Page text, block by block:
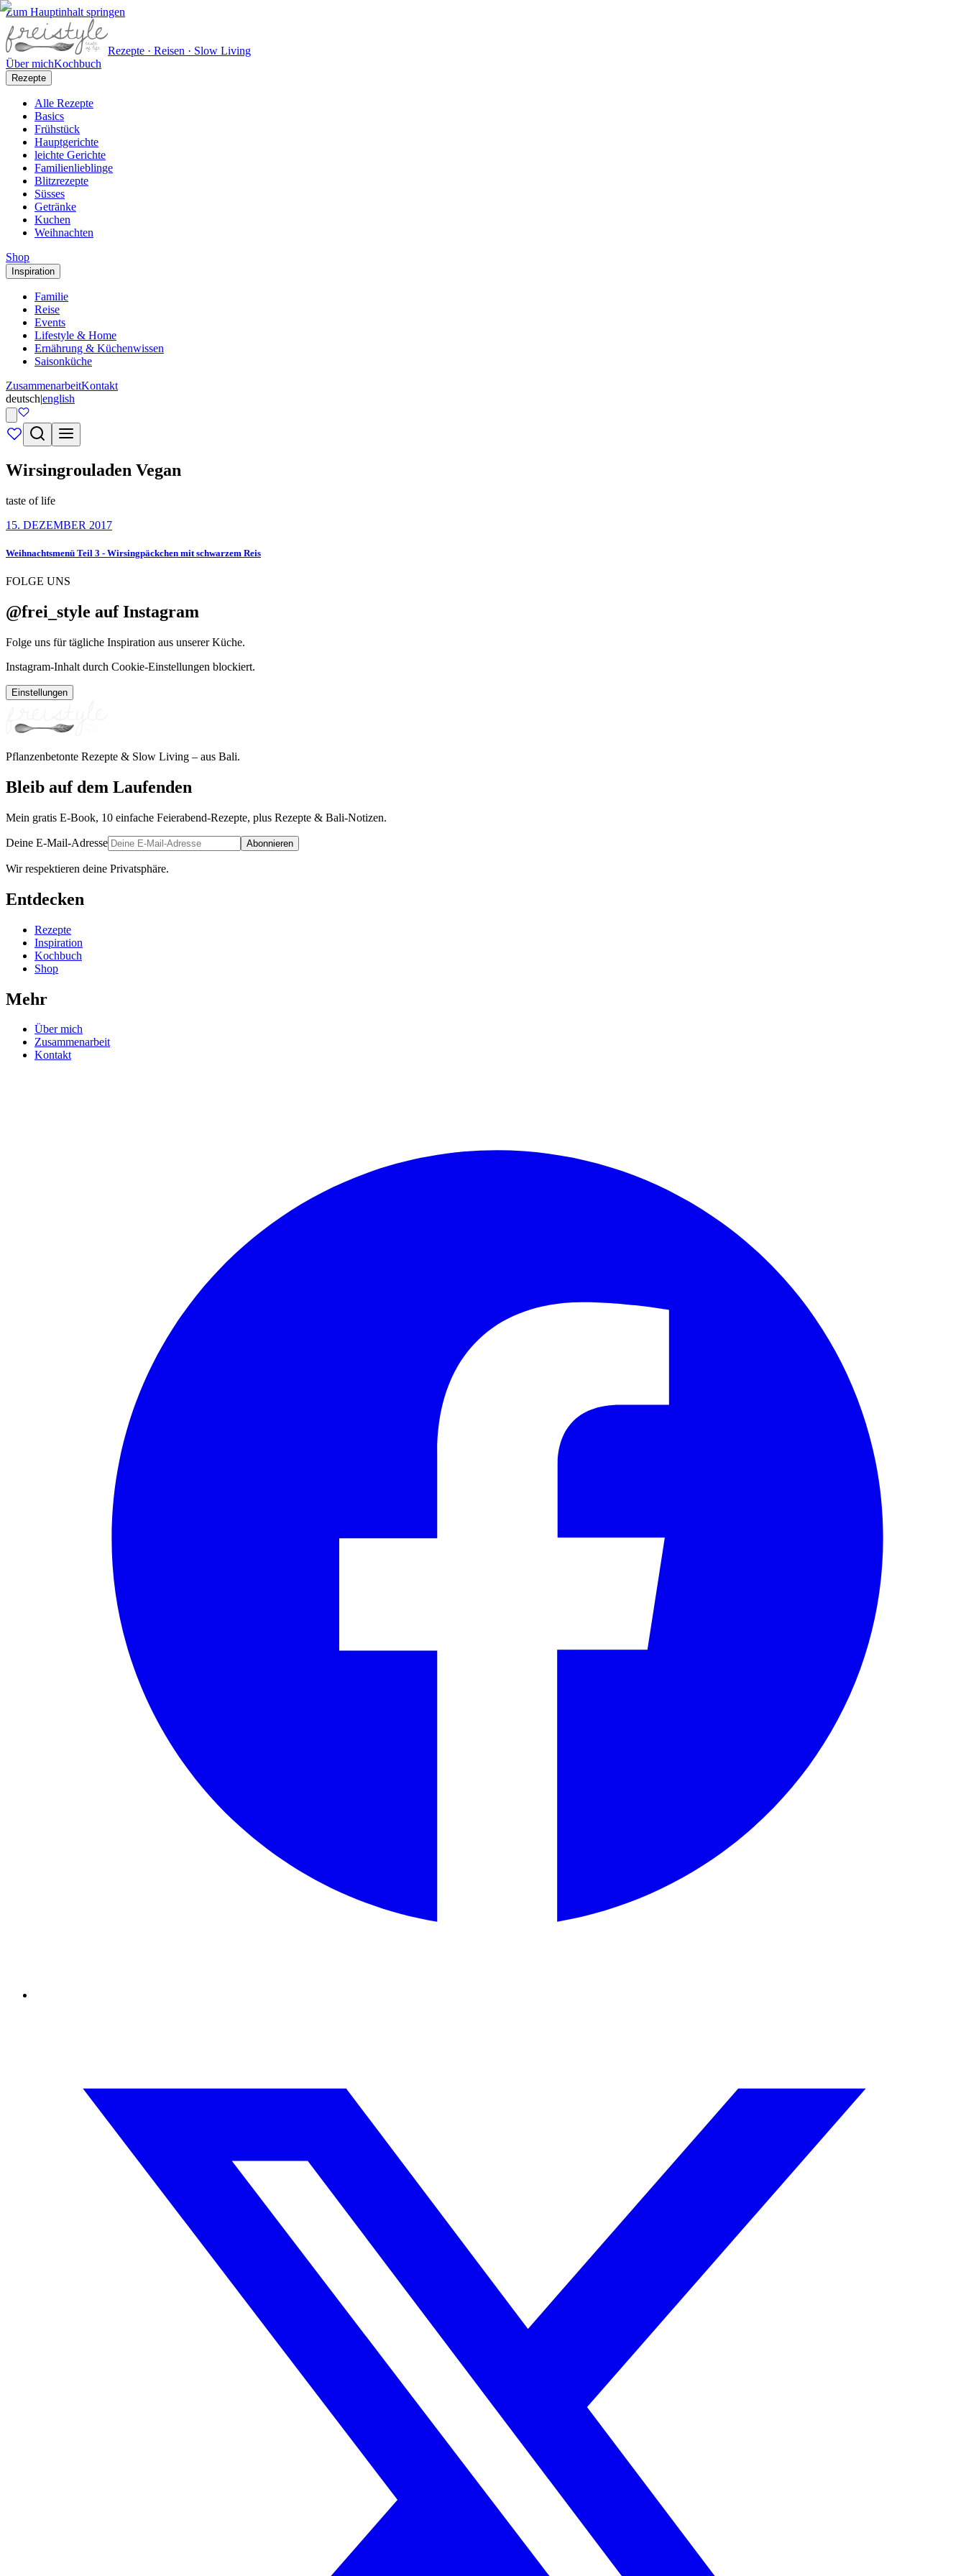
Zum Hauptinhalt springen
Rezepte · Reisen · Slow Living
Über michKochbuch
Rezepte
Alle Rezepte
Basics
Frühstück
Hauptgerichte
leichte Gerichte
Familienlieblinge
Blitzrezepte
Süsses
Getränke
Kuchen
Weihnachten
Shop
Inspiration
Familie
Reise
Events
Lifestyle & Home
Ernährung & Küchenwissen
Saisonküche
ZusammenarbeitKontakt
deutsch|english
Wirsingrouladen Vegan
taste of life
15. DEZEMBER 2017
Weihnachtsmenü Teil 3 - Wirsingpäckchen mit schwarzem Reis
FOLGE UNS
@frei_style auf Instagram
Folge uns für tägliche Inspiration aus unserer Küche.
Instagram-Inhalt durch Cookie-Einstellungen blockiert.
Einstellungen
Pflanzenbetonte Rezepte & Slow Living – aus Bali.
Bleib auf dem Laufenden
Mein gratis E-Book, 10 einfache Feierabend-Rezepte, plus Rezepte & Bali-Notizen.
Deine E-Mail-Adresse Abonnieren
Wir respektieren deine Privatsphäre.
Entdecken
Rezepte
Inspiration
Kochbuch
Shop
Mehr
Über mich
Zusammenarbeit
Kontakt